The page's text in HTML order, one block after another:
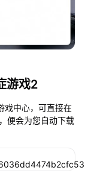
游戏2
戏中心，可直接在
便会为您自动下载